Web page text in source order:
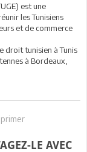
est une
les Tunisiens
et de commerce
droit tunisien à Tunis
à Bordeaux,
LE AVEC